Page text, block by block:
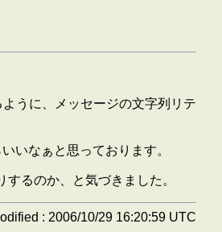
うに、メッセージの文字列リテ
いなぁと思っております。
るのか、と気づきました。
: 2006/10/29 16:20:59 UTC